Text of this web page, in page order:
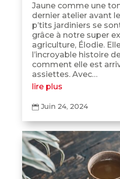
Jaune comme une
dernier atelier avant
p’tits jardiniers se
grâce à notre super
agriculture, Élodie.
l’incroyable histoire
comment elle est
assiettes. Avec…
lire plus
 Juin 24, 2024